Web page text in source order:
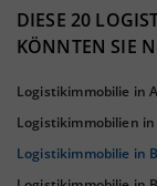
43%
DIESE 20
KÖNNTEN SIE
Logistikimmobilie in
Logistikimmobilien
Logistikimmobilie in